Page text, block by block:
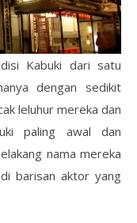
Kabuki dari satu
dengan sedikit
leluhur mereka dan
paling awal dan
nama mereka
barisan aktor yang